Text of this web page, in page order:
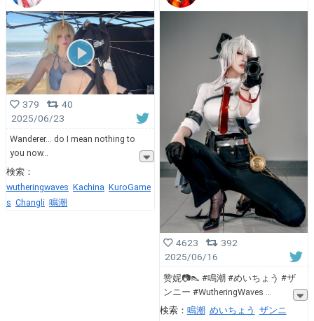
379
40
2025/06/23
Wanderer... do I mean nothing to
you now
検索：
wutheringwaves Kachina KuroGame
s Changli 鳴潮
4623
392
2025/06/16
赞妮📷👠 #鳴潮 #めいちょう #ザ
ンニー #WutheringWaves
検索： 鳴潮 めいちょう ザンニ